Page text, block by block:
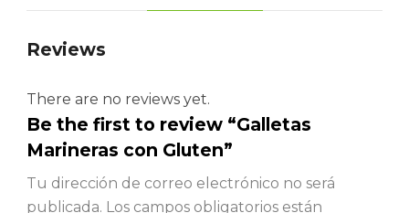
Reviews
There are no reviews yet.
Be the first to review “Galletas
Marineras con Gluten”
Tu dirección de correo electrónico no será
publicada. Los campos obligatorios están